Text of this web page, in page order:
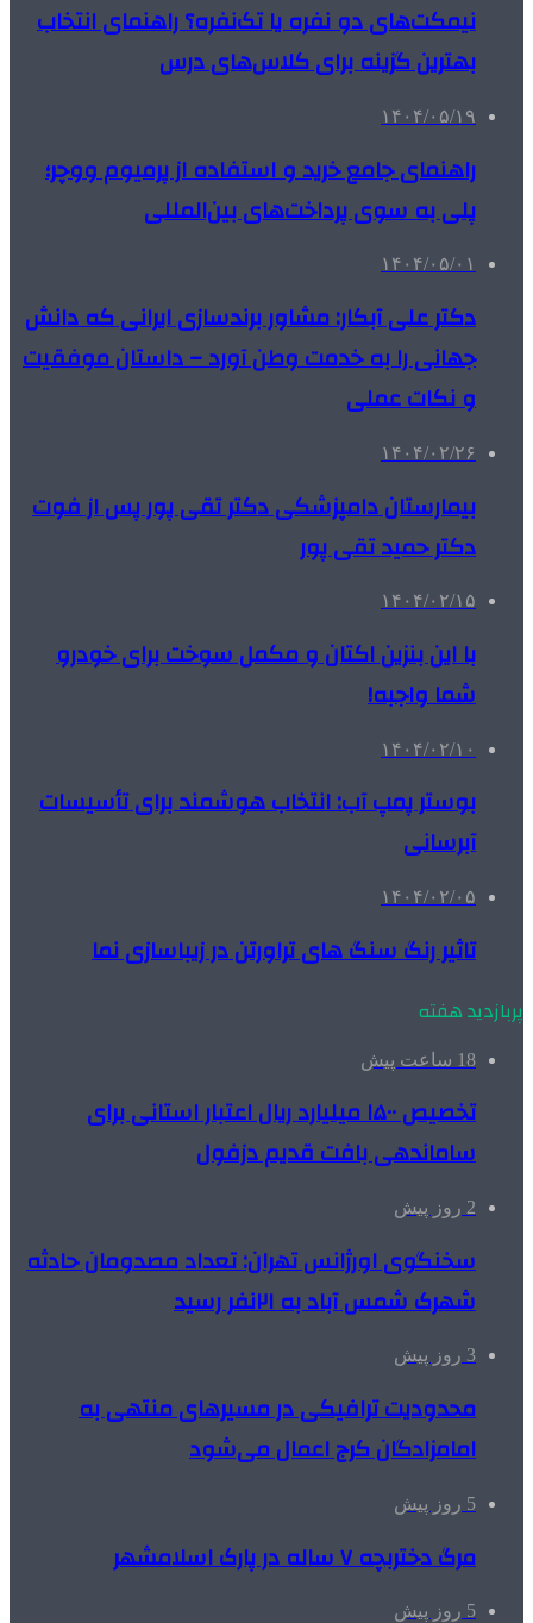
نیمکت‌های دو نفره یا تک‌نفره؟ راهنمای انتخاب
بهترین گزینه برای کلاس‌های درس
۱۴۰۴/۰۵/۱۹
راهنمای جامع خرید و استفاده از پرمیوم ووچر؛
پلی به سوی پرداخت‌های بین‌المللی
۱۴۰۴/۰۵/۰۱
دکتر علی آبکار: مشاور برندسازی ایرانی که دانش
جهانی را به خدمت وطن آورد – داستان موفقیت
و نکات عملی
۱۴۰۴/۰۲/۲۶
بیمارستان دامپزشکی دکتر تقی پور پس از فوت
دکتر حمید تقی پور
۱۴۰۴/۰۲/۱۵
با این بنزین اکتان و مکمل سوخت برای خودرو
شما واجبه!
۱۴۰۴/۰۲/۱۰
بوستر پمپ آب: انتخاب هوشمند برای تأسیسات
آبرسانی
۱۴۰۴/۰۲/۰۵
تاثیر رنگ سنگ های تراورتن در زیباسازی نما
پربازدید هفته
18 ساعت پیش
تخصیص ۱۵۰۰ میلیارد ریال اعتبار استانی برای
ساماندهی بافت قدیم دزفول
2 روز پیش
سخنگوی اورژانس تهران: تعداد مصدومان حادثه
شهرک شمس آباد به ۲۱نفر رسید
3 روز پیش
محدودیت ترافیکی در مسیرهای منتهی به
امامزادگان کرج اعمال می‌شود
5 روز پیش
مرگ دختربچه ۷ ساله در پارک اسلامشهر
5 روز پیش